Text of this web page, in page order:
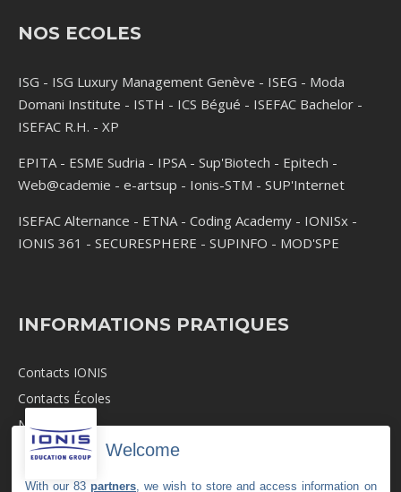
NOS ECOLES
ISG - ISG Luxury Management Genève - ISEG - Moda
Domani Institute - ISTH - ICS Bégué - ISEFAC Bachelor -
ISEFAC R.H. - XP
EPITA- ESME Sudria - IPSA- Sup'Biotech - Epitech -
Web@cademie - e-artsup - Ionis-STM - SUP'Internet
ISEFAC Alternance - ETNA- Coding Academy - IONISx -
IONIS 361 - SECURESPHERE - SUPINFO - MOD'SPE
INFORMATIONS PRATIQUES
Contacts IONIS
Contacts Écoles
Newsroom
Revue de PresseWelcome
With our 83 partners , we wish to store and access information on